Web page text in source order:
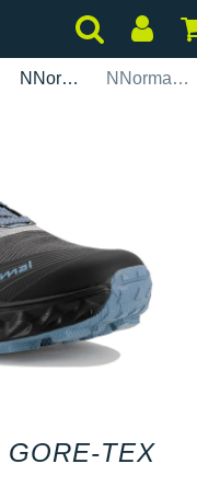
NNormal NNormal Tomir 02 Gore-Tex
GORE-TEX